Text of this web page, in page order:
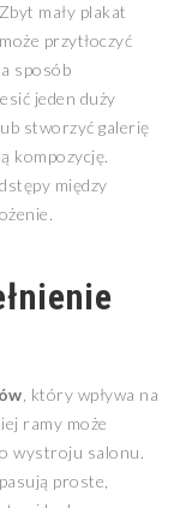
mały plakat
przytłoczyć
sposób
jeden duży
stworzyć galerię
kompozycję.
między
, który wpływa na
ramy może
wystroju salonu.
proste,